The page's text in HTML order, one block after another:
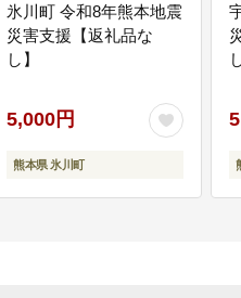
氷川町 令和8年熊本地震
災害支援【返礼品な
し】
5,000円
熊本県 氷川町